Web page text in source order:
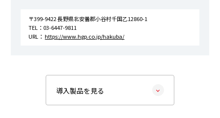
〒399-9422 長野県北安曇郡小谷村千国乙12860-1
TEL：03-6447-9811
URL：https://www.hgp.co.jp/hakuba/
導入製品を見る